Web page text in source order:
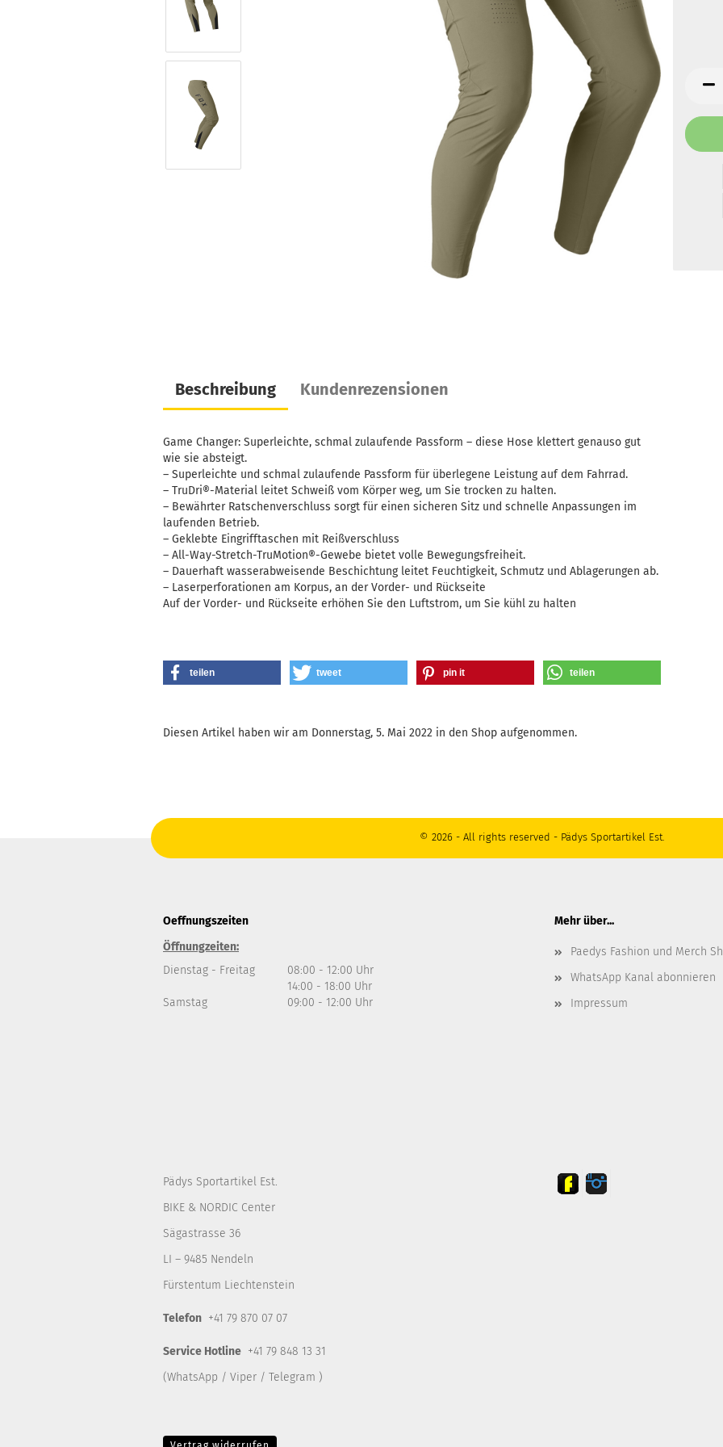
Beschreibung Kundenrezensionen
Game Changer: Superleichte, schmal zulaufende Passform – diese Hose klettert genauso gut
wie sie absteigt.
– Superleichte und schmal zulaufende Passform für überlegene Leistung auf dem Fahrrad.
– TruDri®-Material leitet Schweiß vom Körper weg, um Sie trocken zu halten.
– Bewährter Ratschenverschluss sorgt für einen sicheren Sitz und schnelle Anpassungen im
laufenden Betrieb.
– Geklebte Eingrifftaschen mit Reißverschluss
– All-Way-Stretch-TruMotion®-Gewebe bietet volle Bewegungsfreiheit.
– Dauerhaft wasserabweisende Beschichtung leitet Feuchtigkeit, Schmutz und Ablagerungen ab.
– Laserperforationen am Korpus, an der Vorder- und Rückseite
Auf der Vorder- und Rückseite erhöhen Sie den Luftstrom, um Sie kühl zu halten
teilen tweet pin it teilen
Diesen Artikel haben wir am Donnerstag, 5. Mai 2022 in den Shop aufgenommen.
© 2026 - All rights reserved - Pädys Sportartikel Est.
Oeffnungszeiten
Öffnungzeiten:
Dienstag - Freitag
08:00 - 12:00 Uhr
14:00 - 18:00 Uhr
Samstag
09:00 - 12:00 Uhr
Mehr über...
Paedys Fashion und Merch
WhatsApp Kanal abonnieren
Impressum
Pädys Sportartikel Est.
BIKE & NORDIC Center
Sägastrasse 36
LI – 9485 Nendeln
Fürstentum Liechtenstein
Telefon +41 79 870 07 07
Service Hotline +41 79 848 13 31
(WhatsApp / Viper / Telegram )